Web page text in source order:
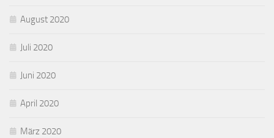
August 2020
Juli 2020
Juni 2020
April 2020
März 2020